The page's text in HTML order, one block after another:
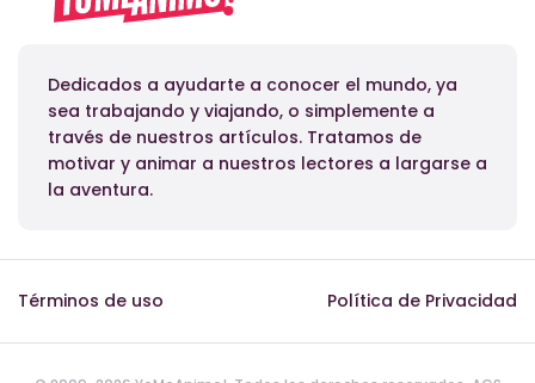
Dedicados a ayudarte a conocer el mundo, ya
sea trabajando y viajando, o simplemente a
través de nuestros artículos. Tratamos de
motivar y animar a nuestros lectores a largarse a
la aventura.
Términos de uso Política de Privacidad